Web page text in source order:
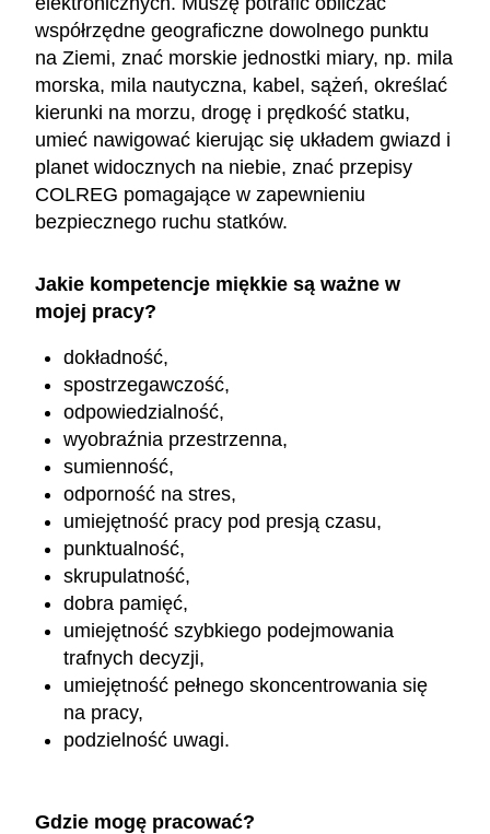
współrzędne geograficzne dowolnego punktu
na Ziemi, znać morskie jednostki miary, np. mila
morska, mila nautyczna, kabel, sążeń, określać
kierunki na morzu, drogę i prędkość statku,
umieć nawigować kierując się układem gwiazd i
planet widocznych na niebie, znać przepisy
COLREG pomagające w zapewnieniu
bezpiecznego ruchu statków.
Jakie kompetencje miękkie są ważne w
mojej pracy?
dokładność,
spostrzegawczość,
odpowiedzialność,
wyobraźnia przestrzenna,
sumienność,
odporność na stres,
umiejętność pracy pod presją czasu,
punktualność,
skrupulatność,
dobra pamięć,
umiejętność szybkiego podejmowania
trafnych decyzji,
umiejętność pełnego skoncentrowania się
na pracy,
podzielność uwagi.
Gdzie mogę pracować?